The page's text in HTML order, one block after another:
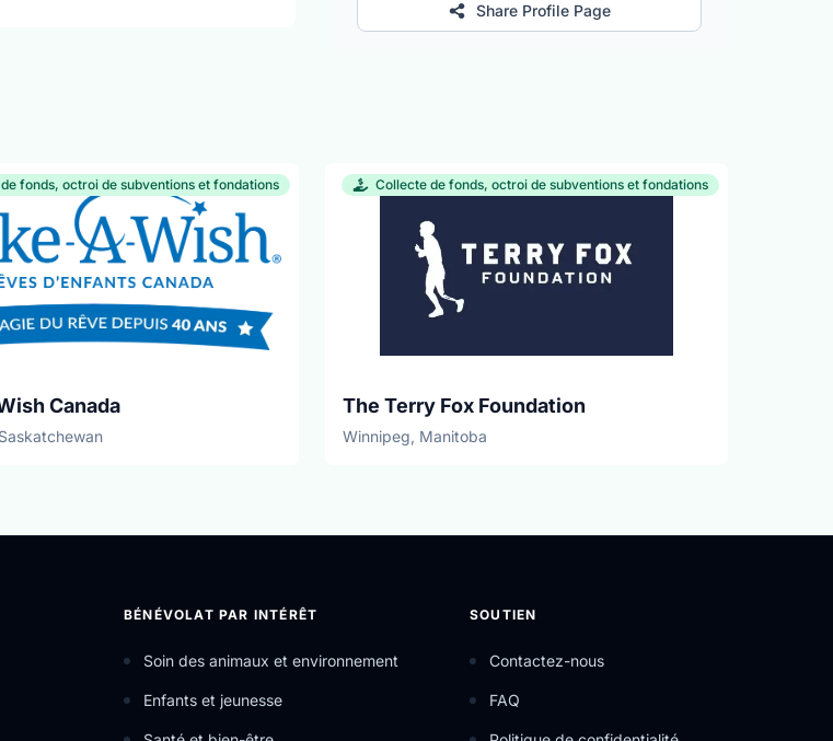
Share Profile Page
fonds, octroi de subventions et fondations
Canada
Collecte de fonds, octroi de subventions et fondations
The Terry Fox Foundation
Winnipeg, Manitoba
BÉNÉVOLAT PAR INTÉRÊT
Soin des animaux et environnement
Enfants et jeunesse
SOUTIEN
Contactez-nous
FAQ